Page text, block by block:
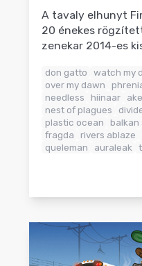
A tavaly elhunyt
20 énekes
zenekar 2014-es
don gatto watch my
over my dawn
needless
hiinaar
nest of plagues
plastic ocean
balkan
fragda
rivers ablaze
queleman
auraleak